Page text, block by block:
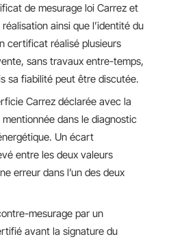
de mesurage loi Carrez et
ainsi que l’identité du
certificat réalisé plusieurs
sans travaux entre-temps,
sa fiabilité peut être discutée.
Carrez déclarée avec la
dans le diagnostic
Un écart
entre les deux valeurs
erreur dans l’un des deux
mesurage par un
avant la signature du